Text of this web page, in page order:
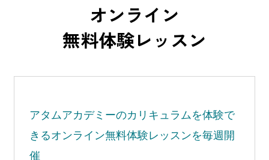
オンライン
無料体験レッスン
アタムアカデミーのカリキュラムを体験で
きるオンライン無料体験レッスンを毎週開
催